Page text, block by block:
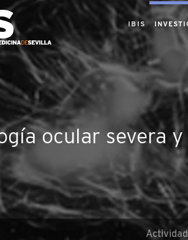
IBIS
ocular severa
Actividad